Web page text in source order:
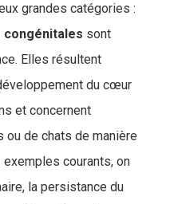
grandes catégories :
congénitales sont
Elles résultent
du cœur
et concernent
ou de chats de manière
courants, on
la persistance du